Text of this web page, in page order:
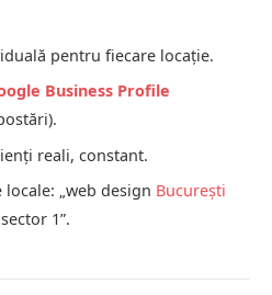
pentru fiecare locație.
Business Profile
reali, constant.
„web design București
sector 1”.